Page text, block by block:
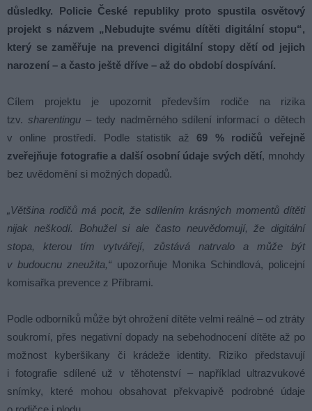
důsledky. Policie České republiky proto spustila osvětový
projekt s názvem „Nebudujte svému dítěti digitální stopu“,
který se zaměřuje na prevenci digitální stopy dětí od jejich
narození – a často ještě dříve – až do období dospívání.
Cílem projektu je upozornit především rodiče na rizika
tzv. sharentingu– tedy nadměrného sdílení informací o dětech
v online prostředí. Podle statistik až69 % rodičů veřejně
zveřejňuje fotografie a další osobní údaje svých dětí, mnohdy
bez uvědomění si možných dopadů.
„Většina rodičů má pocit, že sdílením krásných momentů dítěti
nijak neškodí. Bohužel si ale často neuvědomují, že digitální
stopa, kterou tím vytvářejí, zůstává natrvalo a může být
v budoucnu zneužita,“ upozorňuje Monika Schindlová, policejní
komisařka prevence z Příbrami.
Podle odborníků může být ohrožení dítěte velmi reálné – od ztráty
soukromí, přes negativní dopady na sebehodnocení dítěte až po
možnost kyberšikany či krádeže identity. Riziko představují
i fotografie sdílené už v těhotenství – například ultrazvukové
snímky, které mohou obsahovat překvapivě podrobné údaje